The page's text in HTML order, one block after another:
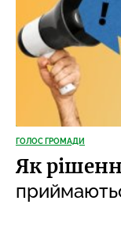
ГОЛОС ГРОМАДИ
Як